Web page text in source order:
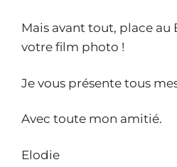
Mais avant tout, place au
votre film photo !
Je vous présente tous
Avec toute mon amitié.
Elodie